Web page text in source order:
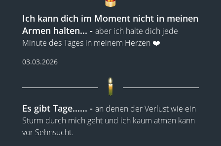
Ich kann dich im Moment nicht in meinen
Armen halten...
aber ich halte dich jede
Minute des Tages in meinem Herzen ❤️
03.03.2026
Es gibt Tage......
an denen der Verlust wie ein
Sturm durch mich geht und ich kaum atmen kann
vor Sehnsucht.